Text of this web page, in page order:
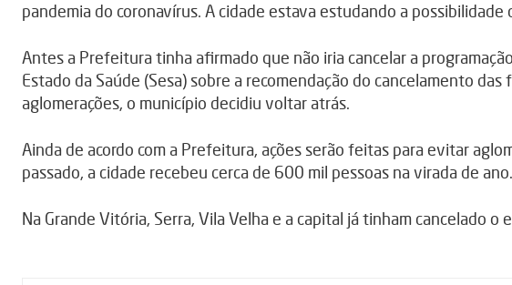
pandemia do coronavírus. A cidade estava estudando a possibilidade
Antes a Prefeitura tinha afirmado que não iria cancelar a
Estado da Saúde (Sesa) sobre a recomendação do cancelamento
aglomerações, o município decidiu voltar atrás.
Ainda de acordo com a Prefeitura, ações serão feitas para evitar
passado, a cidade recebeu cerca de 600 mil pessoas na virada de ano.
Na Grande Vitória, Serra, Vila Velha e a capital já tinham cancelado o